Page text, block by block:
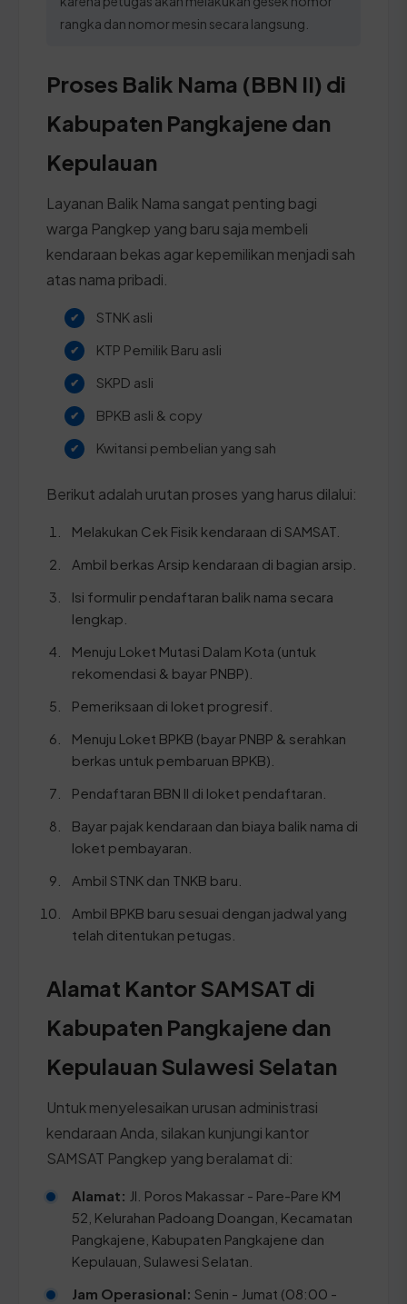
rangka dan nomor mesin secara langsung.
Proses Balik Nama (BBN II) di
Kabupaten Pangkajene dan
Kepulauan
Layanan Balik Nama sangat penting bagi
warga Pangkep yang baru saja membeli
kendaraan bekas agar kepemilikan menjadi sah
atas nama pribadi.
STNK asli
KTP Pemilik Baru asli
SKPD asli
BPKB asli & copy
Kwitansi pembelian yang sah
Berikut adalah urutan proses yang harus dilalui:
Melakukan Cek Fisik kendaraan di SAMSAT.
Ambil berkas Arsip kendaraan di bagian arsip.
Isi formulir pendaftaran balik nama secara
lengkap.
Menuju Loket Mutasi Dalam Kota (untuk
rekomendasi & bayar PNBP).
Pemeriksaan di loket progresif.
Menuju Loket BPKB (bayar PNBP & serahkan
berkas untuk pembaruan BPKB).
Pendaftaran BBN II di loket pendaftaran.
Bayar pajak kendaraan dan biaya balik nama di
loket pembayaran.
Ambil STNK dan TNKB baru.
Ambil BPKB baru sesuai dengan jadwal yang
telah ditentukan petugas.
Alamat Kantor SAMSAT di
Kabupaten Pangkajene dan
Kepulauan Sulawesi Selatan
Untuk menyelesaikan urusan administrasi
kendaraan Anda, silakan kunjungi kantor
SAMSAT Pangkep yang beralamat di:
Alamat: Jl. Poros Makassar - Pare-Pare KM
52, Kelurahan Padoang Doangan, Kecamatan
Pangkajene, Kabupaten Pangkajene dan
Kepulauan, Sulawesi Selatan.
Jam Operasional: Senin - Jumat (08:00 -